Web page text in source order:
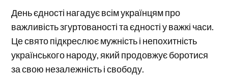
День єдності нагадує всім українцям про
важливість згуртованості та єдності у важкі часи.
Це свято підкреслює мужність і непохитність
українського народу, який продовжує боротися
за свою незалежність і свободу.